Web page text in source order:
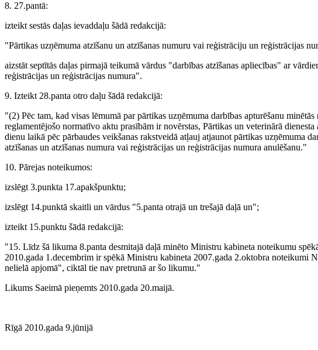
8. 27.pantā:
izteikt sestās daļas ievaddaļu šādā redakcijā:
"Pārtikas uzņēmuma atzīšanu un atzīšanas numuru vai reģistrāciju un reģistrācijas
aizstāt septītās daļas pirmajā teikumā vārdus "darbības atzīšanas apliecības" ar
reģistrācijas un reģistrācijas numura".
9. Izteikt 28.panta otro daļu šādā redakcijā:
"(2) Pēc tam, kad visas lēmumā par pārtikas uzņēmuma darbības apturēšanu
reglamentējošo normatīvo aktu prasībām ir novērstas, Pārtikas un veterinārā
dienu laikā pēc pārbaudes veikšanas rakstveidā atļauj atjaunot pārtikas uzņēmuma
atzīšanas un atzīšanas numura vai reģistrācijas un reģistrācijas numura anulēšanu."
10. Pārejas noteikumos:
izslēgt 3.punkta 17.apakšpunktu;
izslēgt 14.punktā skaitli un vārdus "5.panta otrajā un trešajā daļā un";
izteikt 15.punktu šādā redakcijā:
"15. Līdz šā likuma 8.panta desmitajā daļā minēto Ministru kabineta noteikumu
2010.gada 1.decembrim ir spēkā Ministru kabineta 2007.gada 2.oktobra noteikumi
nelielā apjomā", ciktāl tie nav pretrunā ar šo likumu."
Likums Saeimā pieņemts 2010.gada 20.maijā.
Rīgā 2010.gada 9.jūnijā